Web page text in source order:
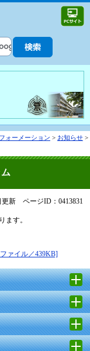
ォーメーション > お知らせ >
更新 ページID：0413831
ます。
ァイル／439KB]